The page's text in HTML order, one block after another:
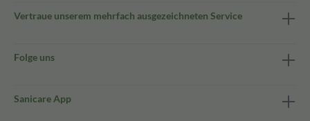
Vertraue unserem mehrfach ausgezeichneten Service
Folge uns
Sanicare App